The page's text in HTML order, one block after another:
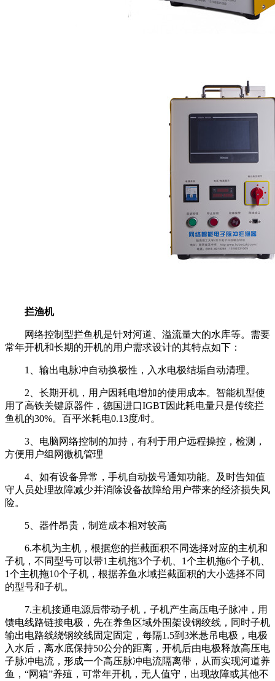
拦渔机
网络控制型拦鱼机是针对河道、溢流量大的水库等。需要
常年开机和长期的开机的用户需求设计的其特点如下：
1、输出电脉冲自动换极性，入水电极结垢自动清理。
2、长期开机，用户因耗电增加的使用成本。智能机型使
用了高铁关键原器件，德国进口IGBT因此耗电量只是传统拦
鱼机的30%。百平米耗电0.13度/时。
3、电脑网络控制的加持，有利于用户远程操控，检测，
方便用户组网微机管理
4、如有设备异常，手机自动拨号通知功能。及时告知值
守人员处理故障减少并消除设备故障给用户带来的经济损失风
险。
5、器件昂贵，制造成本相对较高
6.本机为主机，根据您的拦截面积不同选择对应的主机和
子机，不同型号可以带1主机拖3个子机、1个主机拖6个子机、
1个主机拖10个子机，根据养鱼水域拦截面积的大小选择不同
的型号和子机。
7.主机接通电源后带动子机，子机产生高压电子脉冲，用
馈电线路链接电极，先在养鱼区域外围架设钢绞线，同时子机
输出电路线绕钢绞线固定固定，每隔1.5到3米悬吊电极，电极
入水后，离水底保持50公分的距离，开机后由电极释放高压电
子脉冲电流，形成一个高压脉冲电流隔离带，从而实现河道养
鱼，“网箱”养殖，可常年开机，无人值守，出现故障或其他不